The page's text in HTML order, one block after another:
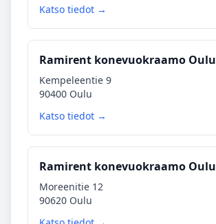
Katso tiedot →
Ramirent konevuokraamo Oulu
Kempeleentie 9
90400 Oulu
Katso tiedot →
Ramirent konevuokraamo Oulu
Moreenitie 12
90620 Oulu